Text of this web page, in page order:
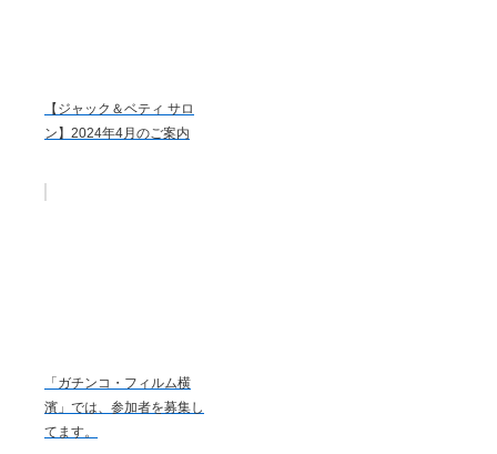
【ジャック＆ベティ サロ
ン】2024年4月のご案内
「ガチンコ・フィルム横
濱」では、参加者を募集し
てます。